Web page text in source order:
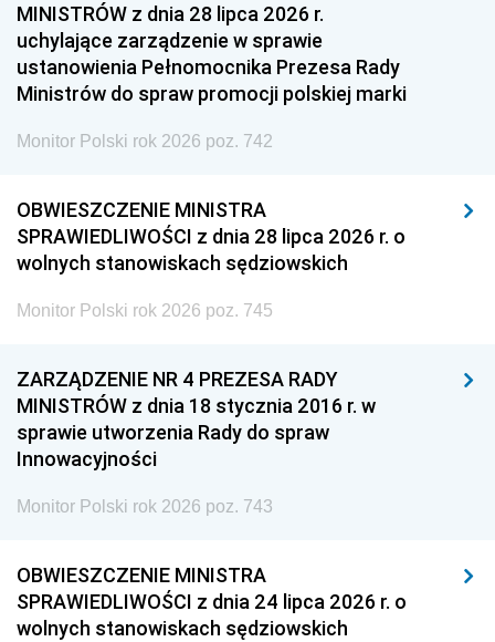
MINISTRÓW z dnia 28 lipca 2026 r.
uchylające zarządzenie w sprawie
ustanowienia Pełnomocnika Prezesa Rady
Ministrów do spraw promocji polskiej marki
Monitor Polski rok 2026 poz. 742
OBWIESZCZENIE MINISTRA
SPRAWIEDLIWOŚCI z dnia 28 lipca 2026 r. o
wolnych stanowiskach sędziowskich
Monitor Polski rok 2026 poz. 745
ZARZĄDZENIE NR 4 PREZESA RADY
MINISTRÓW z dnia 18 stycznia 2016 r. w
sprawie utworzenia Rady do spraw
Innowacyjności
Monitor Polski rok 2026 poz. 743
OBWIESZCZENIE MINISTRA
SPRAWIEDLIWOŚCI z dnia 24 lipca 2026 r. o
wolnych stanowiskach sędziowskich